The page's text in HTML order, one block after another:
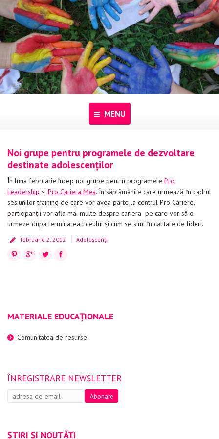
MENU
Despre noi
Programe
Pentru dascăli
Evenimente
Noi grupe pentru programele de dezvoltare
destinate adolescenților
În luna februarie încep noi grupe pentru programele Pro
Leadership și Pro Cariera Mea. În săptămânile care urmează, în cadrul
sesiunilor training de care vor avea parte la centrul Pro Cariere,
participanții vor afla mai multe despre cariera pe care vor să o
urmeze dupa terminarea liceului și cum se simt în calitate de lideri.
februarie 2, 2012 Adoleșcenți
Facebook
Twitter
Google+
Pinterest
MATERIALE EDUCAȚIONALE
Comunitatea de resurse
ÎNREGISTRARE NEWSLETTER
ȘTIRI ȘI NOUTĂȚI